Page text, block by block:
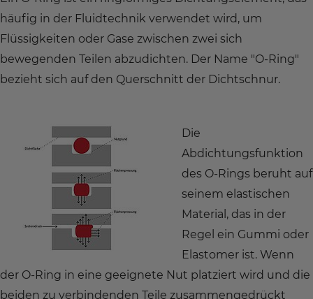
häufig in der Fluidtechnik verwendet wird, um
Flüssigkeiten oder Gase zwischen zwei sich
bewegenden Teilen abzudichten. Der Name "O-Ring"
bezieht sich auf den Querschnitt der Dichtschnur.
Die
Abdichtungsfunktion
des O-Rings beruht auf
seinem elastischen
Material, das in der
Regel ein Gummi oder
Elastomer ist. Wenn
der O-Ring in eine geeignete Nut platziert wird und die
beiden zu verbindenden Teile zusammengedrückt